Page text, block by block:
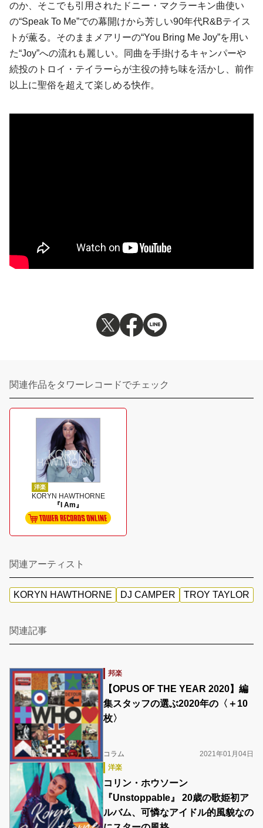
のか、そこでも引用されたドニー・マクラーキン曲使い
の“Speak To Me”での幕開けから芳しい90年代R&Bテイス
トが薫る。そのままメアリーの“You Bring Me Joy”を用い
た“Joy”への流れも麗しい。同曲を手掛けるキャンパーや
続投のトロイ・テイラーらが主役の持ち味を活かし、前作
以上に聖俗を超えて楽しめる快作。
関連作品をタワーレコードでチェック
洋楽
KORYN HAWTHORNE
『I Am』
関連アーティスト
KORYN HAWTHORNE DJ CAMPER TROY TAYLOR
関連記事
邦楽
【OPUS OF THE YEAR 2020】編
集スタッフの選ぶ2020年の〈＋10
枚〉
コラム
2021年01月04日
洋楽
コリン・ホウソーン
『Unstoppable』 20歳の歌姫初ア
ルバム、可憐なアイドル的風貌なの